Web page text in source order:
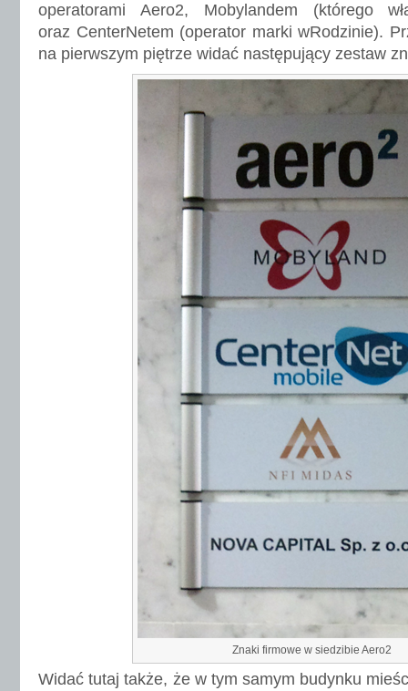
operatorami Aero2, Mobylandem (którego
oraz CenterNetem (operator marki wRodzinie).
na pierwszym piętrze widać następujący zestaw
Znaki firmowe w siedzibie Aero2
Widać tutaj także, że w tym samym budynku